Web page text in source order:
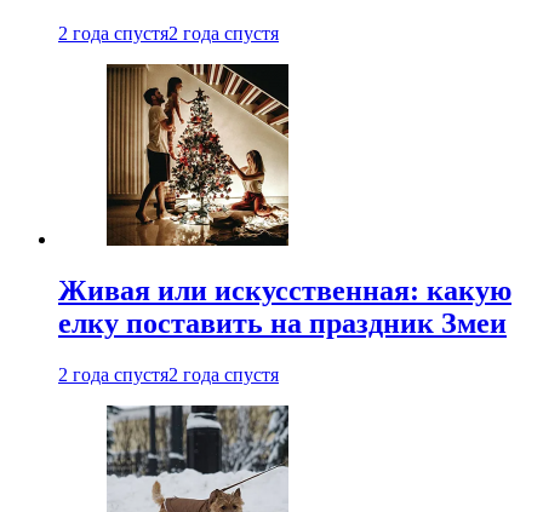
2 года спустя2 года спустя
Живая или искусственная: какую
елку поставить на праздник Змеи
2 года спустя2 года спустя